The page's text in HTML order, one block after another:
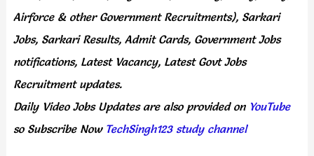
Airforce & other Government Recruitments), Sarkari
Jobs, Sarkari Results, Admit Cards, Government Jobs
notifications, Latest Vacancy, Latest Govt Jobs
Recruitment updates.
Daily Video Jobs Updates are also provided onYouTube
so Subscribe Now TechSingh123 study channel